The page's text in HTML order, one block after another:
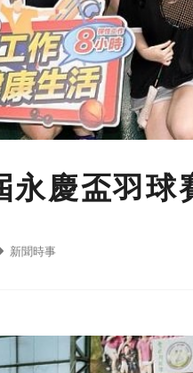
永慶盃羽
新聞時事